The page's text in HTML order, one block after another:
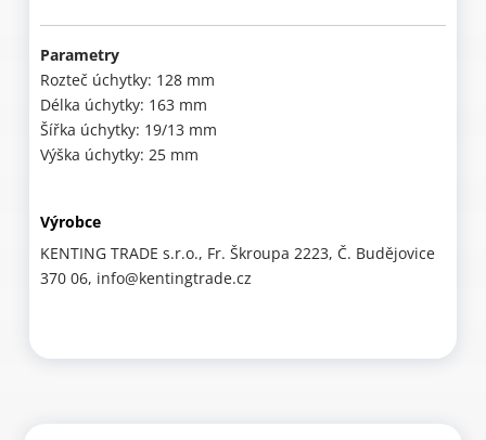
Parametry
Rozteč úchytky: 128 mm
Délka úchytky: 163 mm
Šířka úchytky: 19/13 mm
Výška úchytky: 25 mm
Výrobce
KENTING TRADE s.r.o., Fr. Škroupa 2223, Č. Budějovice
370 06, info@kentingtrade.cz